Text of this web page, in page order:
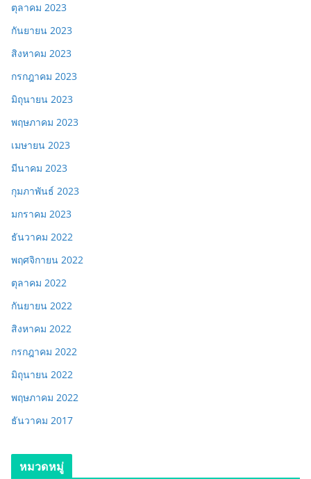
ตุลาคม 2023
กันยายน 2023
สิงหาคม 2023
กรกฎาคม 2023
มิถุนายน 2023
พฤษภาคม 2023
เมษายน 2023
มีนาคม 2023
กุมภาพันธ์ 2023
มกราคม 2023
ธันวาคม 2022
พฤศจิกายน 2022
ตุลาคม 2022
กันยายน 2022
สิงหาคม 2022
กรกฎาคม 2022
มิถุนายน 2022
พฤษภาคม 2022
ธันวาคม 2017
หมวดหมู่